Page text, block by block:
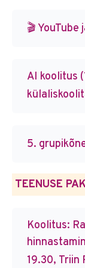
🎬
AI koolitus
5.
TEENUSE
Koolitus:
19.30, Triin